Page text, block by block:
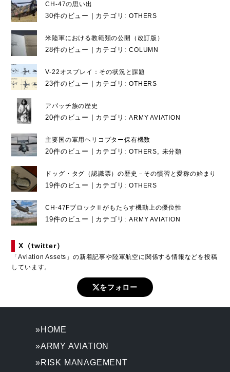
CH-47の思い出
30件のビュー カテゴリ:OTHERS
米陸軍における教範類の公開（改訂版）
28件のビュー カテゴリ:COLUMN
V-22オスプレイ：その状況と課題
23件のビュー カテゴリ:OTHERS
アパッチ族の歴史
20件のビュー カテゴリ:ARMY AVIATION
主要国の軍用ヘリコプター保有機数
20件のビュー カテゴリ:OTHERS, 未分類
ドッグ・タグ（認識票）の歴史－その慣習と愛称の始まり
19件のビュー カテゴリ:OTHERS
CH-47FブロックⅡがもたらす機動上の優位性
19件のビュー カテゴリ:ARMY AVIATION
X（twitter）
「Aviation Assets」の新着記事や陸軍航空に関係する情報などを投稿
しています。
をフォロー
»HOME
»ARMY AVIATION
»RISK MANAGEMENT